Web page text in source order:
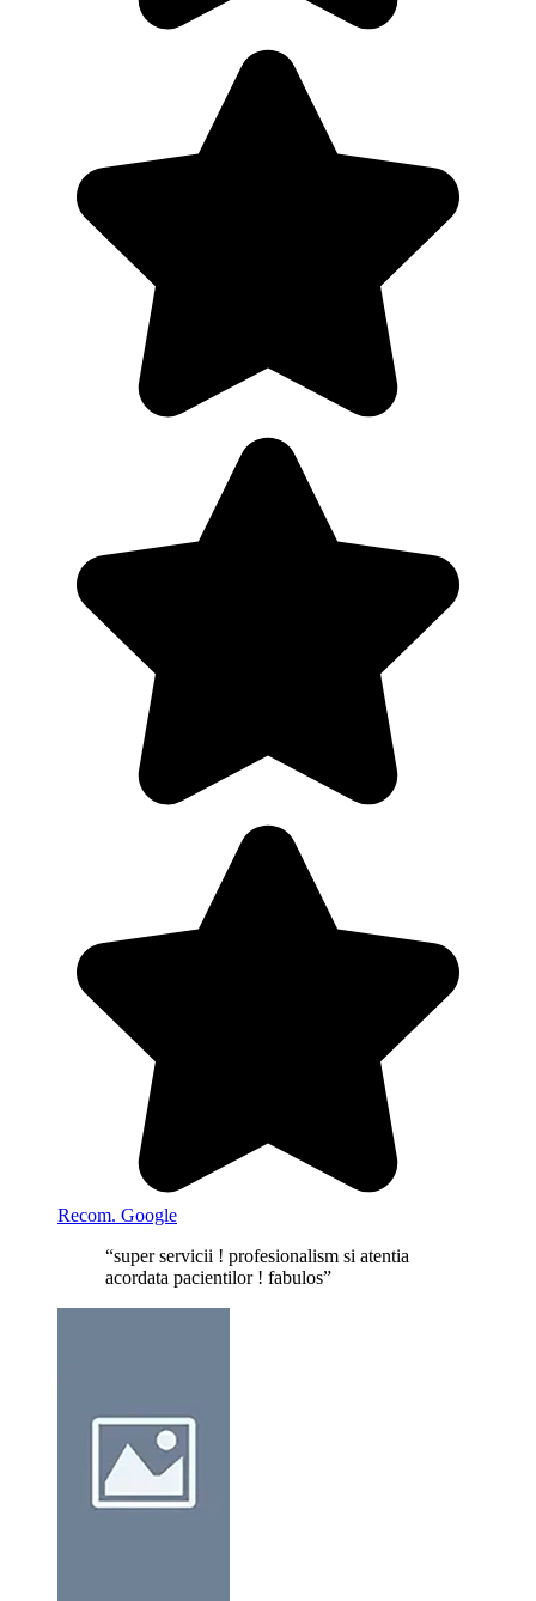
Recom. Google
“super servicii ! profesionalism si atentia
acordata pacientilor ! fabulos”